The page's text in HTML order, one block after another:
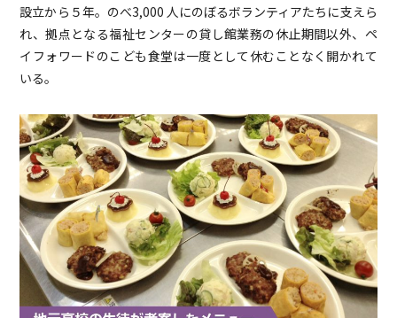
設立から５年。のべ3,000 人にのぼるボランティアたちに支えら
れ、拠点となる福祉センターの貸し館業務の休止期間以外、ペ
イフォワードのこども食堂は一度として休むことなく開かれて
いる。